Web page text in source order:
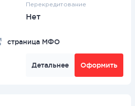
Перекредитование
Нет
страница МФО
Детальнее Оформить